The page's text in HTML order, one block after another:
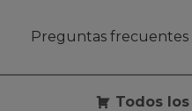
Preguntas frecuentes
Todos